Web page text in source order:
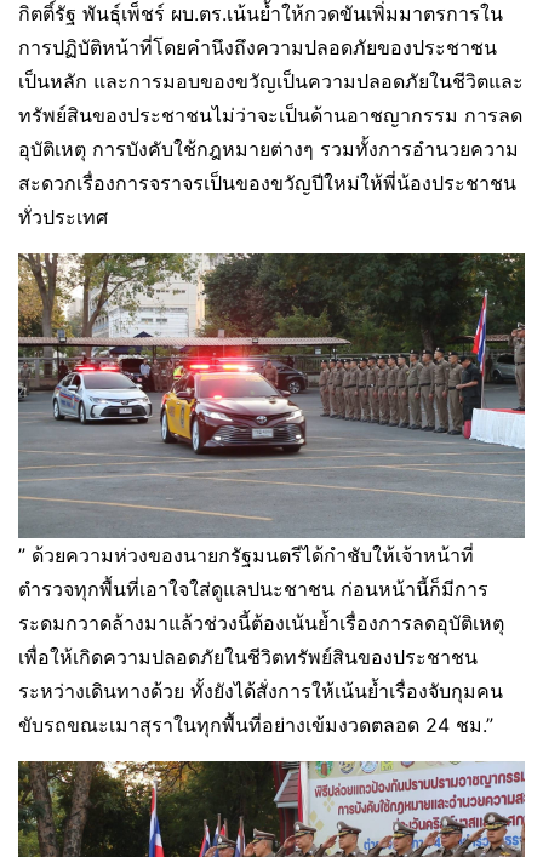
กิตติ์รัฐ พันธุ์เพ็ชร์ ผบ.ตร.เน้นย้ำให้กวดขันเพิ่มมาตรการใน
การปฏิบัติหน้าที่โดยคำนึงถึงความปลอดภัยของประชาชน
เป็นหลัก และการมอบของขวัญเป็นความปลอดภัยในชีวิตและ
ทรัพย์สินของประชาชนไม่ว่าจะเป็นด้านอาชญากรรม การลด
อุบัติเหตุ การบังคับใช้กฎหมายต่างๆ รวมทั้งการอำนวยความ
สะดวกเรื่องการจราจรเป็นของขวัญปีใหม่ให้พี่น้องประชาชน
ทั่วประเทศ
” ด้วยความห่วงของนายกรัฐมนตรีได้กำชับให้เจ้าหน้าที่
ตำรวจทุกพื้นที่เอาใจใส่ดูแลปนะชาชน ก่อนหน้านี้ก็มีการ
ระดมกวาดล้างมาแล้วช่วงนี้ต้องเน้นย้ำเรื่องการลดอุบัติเหตุ
เพื่อให้เกิดความปลอดภัยในชีวิตทรัพย์สินของประชาชน
ระหว่างเดินทางด้วย ทั้งยังได้สั่งการให้เน้นย้ำเรื่องจับกุมคน
ขับรถขณะเมาสุราในทุกพื้นที่อย่างเข้มงวดตลอด 24 ชม.”